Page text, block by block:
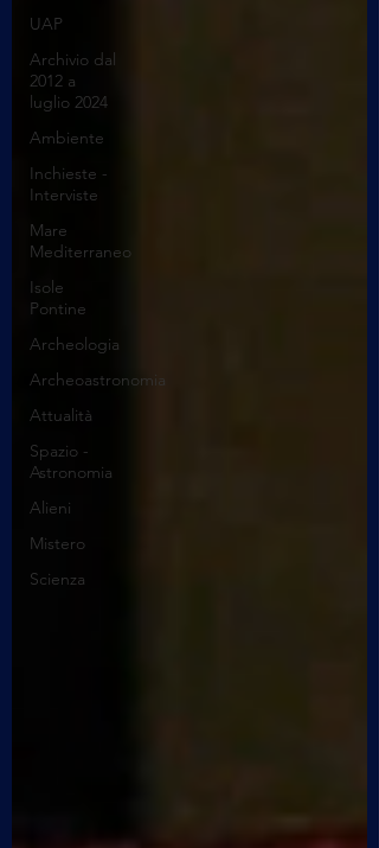
UAP
Archivio dal
2012 a
luglio 2024
Ambiente
Inchieste -
Interviste
Mare
Mediterraneo
Isole
Pontine
Archeologia
Archeoastronomia
Attualità
Spazio -
Astronomia
Alieni
Mistero
Scienza